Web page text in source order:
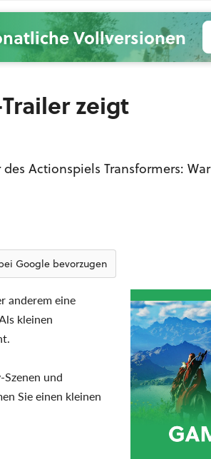
Vollversionen
zeigt
Actionspiels Transformers: War
Google bevorzugen
anderem eine
kleinen
und
Sie einen kleinen